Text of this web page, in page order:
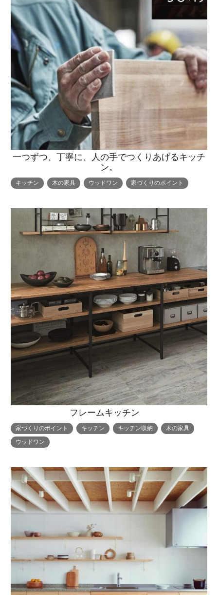
一つずつ、丁寧に、人の手でつくりあげるキッチ
ン。
キッチン 木の家具 ウッドワン 家づくりのポイント
フレームキッチン
家づくりのポイント キッチン キッチン収納
木の家具
ウッドワン